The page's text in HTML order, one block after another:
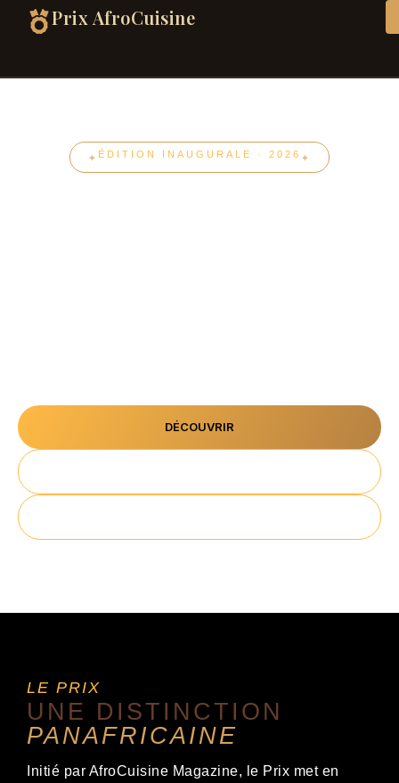
Prix AfroCuisine
ÉDITION INAUGURALE · 2026
DÉCOUVRIR
LE PRIX
UNE DISTINCTION
PANAFRICAINE
Initié par AfroCuisine Magazine, le Prix met en